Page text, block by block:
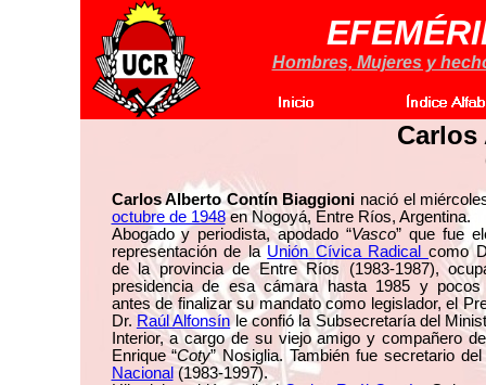
Hombres, Mujeres y
Carlos Alberto Contín Biaggioni nació el
octubre de 1948en Nogoyá, Entre Ríos, Argentina.
Abogado y periodista, apodado “Vasco” que fue
representación de la Unión Cívica Radical como
de la provincia de Entre Ríos (1983-1987),
presidencia de esa cámara hasta 1985 y pocos
antes de finalizar su mandato como legislador, el
Dr. Raúl Alfonsínle confió la Subsecretaría del
Interior, a cargo de su viejo amigo y compañero
Enrique “Coty” Nosiglia. También fue secretario
Nacional (1983-1997).